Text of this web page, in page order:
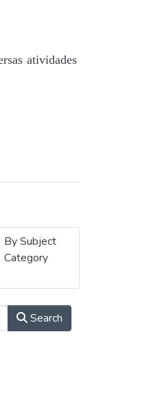
atividades
By Subject
Category
Search